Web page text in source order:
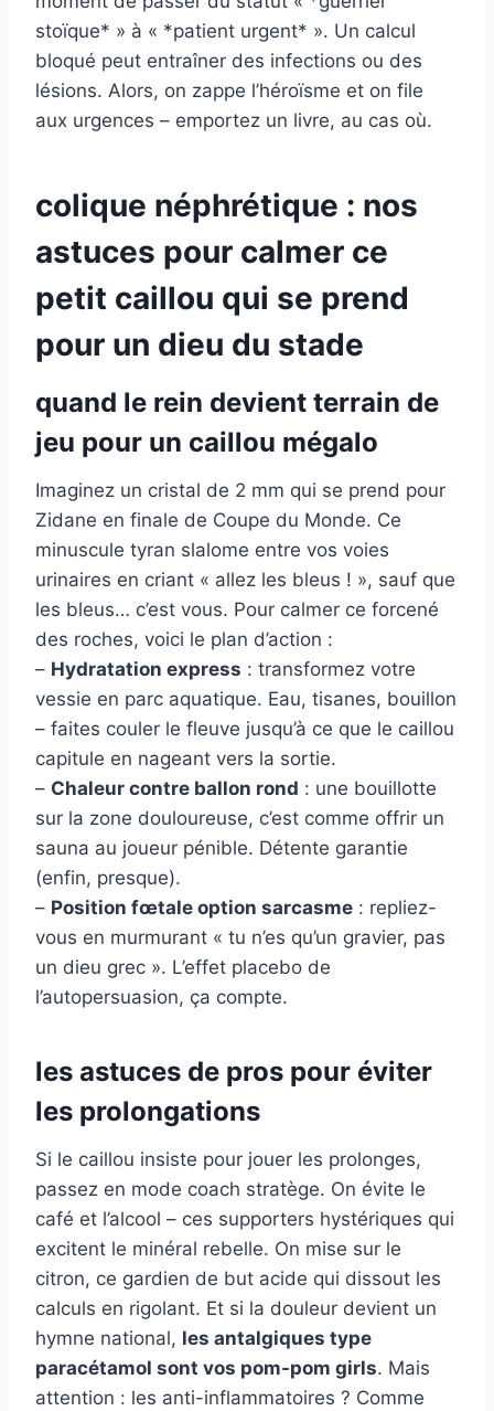
stoïque* » à « *patient urgent* ». Un calcul
bloqué peut entraîner des infections ou des
lésions. Alors, on zappe l’héroïsme et on file
aux urgences – emportez un livre, au cas où.
colique néphrétique : nos
astuces pour calmer ce
petit caillou qui se prend
pour un dieu du stade
quand le rein devient terrain de
jeu pour un caillou mégalo
Imaginez un cristal de 2 mm qui se prend pour
Zidane en finale de Coupe du Monde. Ce
minuscule tyran slalome entre vos voies
urinaires en criant « allez les bleus ! », sauf que
les bleus… c’est vous. Pour calmer ce forcené
des roches, voici le plan d’action :
– Hydratation express : transformez votre
vessie en parc aquatique. Eau, tisanes, bouillon
– faites couler le fleuve jusqu’à ce que le caillou
capitule en nageant vers la sortie.
– Chaleur contre ballon rond : une bouillotte
sur la zone douloureuse, c’est comme offrir un
sauna au joueur pénible. Détente garantie
(enfin, presque).
– Position fœtale option sarcasme : repliez-
vous en murmurant « tu n’es qu’un gravier, pas
un dieu grec ». L’effet placebo de
l’autopersuasion, ça compte.
les astuces de pros pour éviter
les prolongations
Si le caillou insiste pour jouer les prolonges,
passez en mode coach stratège. On évite le
café et l’alcool – ces supporters hystériques qui
excitent le minéral rebelle. On mise sur le
citron, ce gardien de but acide qui dissout les
calculs en rigolant. Et si la douleur devient un
hymne national, les antalgiques type
paracétamol sont vos pom-pom girls. Mais
attention : les anti-inflammatoires ? Comme